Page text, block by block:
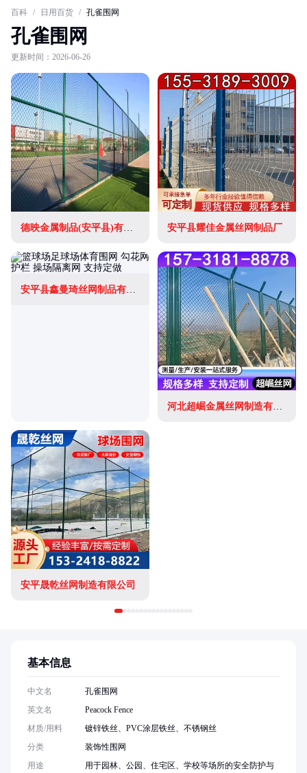
百科 / 日用百货 / 孔雀围网
孔雀围网
更新时间：2026-06-26
德映金属制品(安平县)有限公司 安平县耀佳金属丝网制品厂
安平县鑫曼琦丝网制品有限公司
河北超崛金属丝网制造有限公司
安平晟乾丝网制造有限公司
基本信息
中文名
孔雀围网
英文名
Peacock Fence
材质/用料
镀锌铁丝、PVC涂层铁丝、不锈钢丝
分类
装饰性围网
用途
用于园林、公园、住宅区、学校等场所的安全防护与